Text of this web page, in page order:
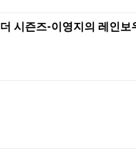
시즌즈-이영지의 레인보